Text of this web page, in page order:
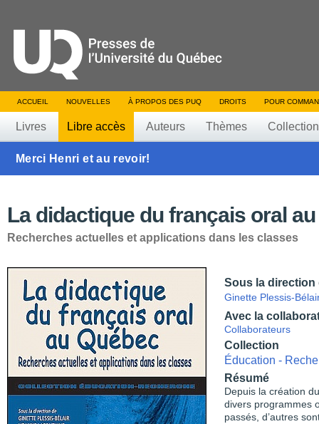
ACCUEIL NOUVELLES À PROPOS DES PUQ DROITS POUR
Livres Libre accès Auteurs Thèmes
Merci Henri et au revoir!
La didactique du français oral
Recherches actuelles et applications dans les classes
Sous la direction
Ginette Plessis-
Avec la
Collaborateurs
Collection
Éducation -
Résumé
Depuis la création
divers programmes
passés, d’autres